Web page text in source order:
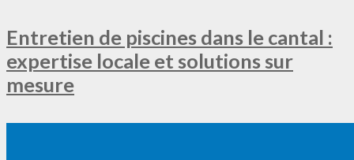
Entretien de piscines dans le cantal :
expertise locale et solutions sur
mesure